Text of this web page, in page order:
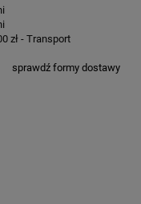
zł - Transport
płatności
sprawdź formy dostawy